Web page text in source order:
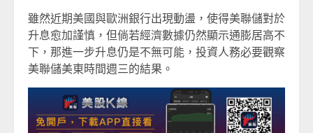
雖然近期美國與歐洲銀行出現動盪，使得美聯儲對於
升息愈加謹慎，但倘若經濟數據仍然顯示通膨居高不
下，那進一步升息仍是不無可能，投資人務必要觀察
美聯儲美東時間週三的結果。